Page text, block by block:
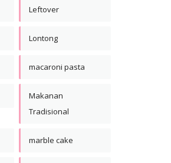
Leftover
Lontong
macaroni pasta
Makanan
Tradisional
marble cake